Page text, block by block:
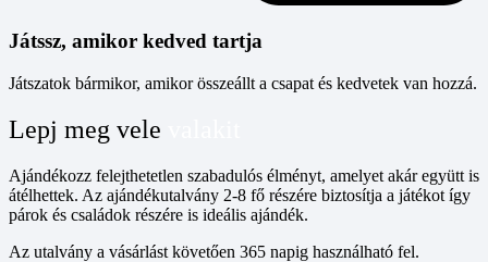
Játssz, amikor kedved tartja
Játszatok bármikor, amikor összeállt a csapat és kedvetek van hozzá.
Lepj meg vele
Ajándékozz felejthetetlen szabadulós élményt, amelyet akár együtt is
átélhettek. Az ajándékutalvány 2-8 fő részére biztosítja a játékot így
párok és családok részére is ideális ajándék.
Az utalvány a vásárlást követően 365 napig használható fel.